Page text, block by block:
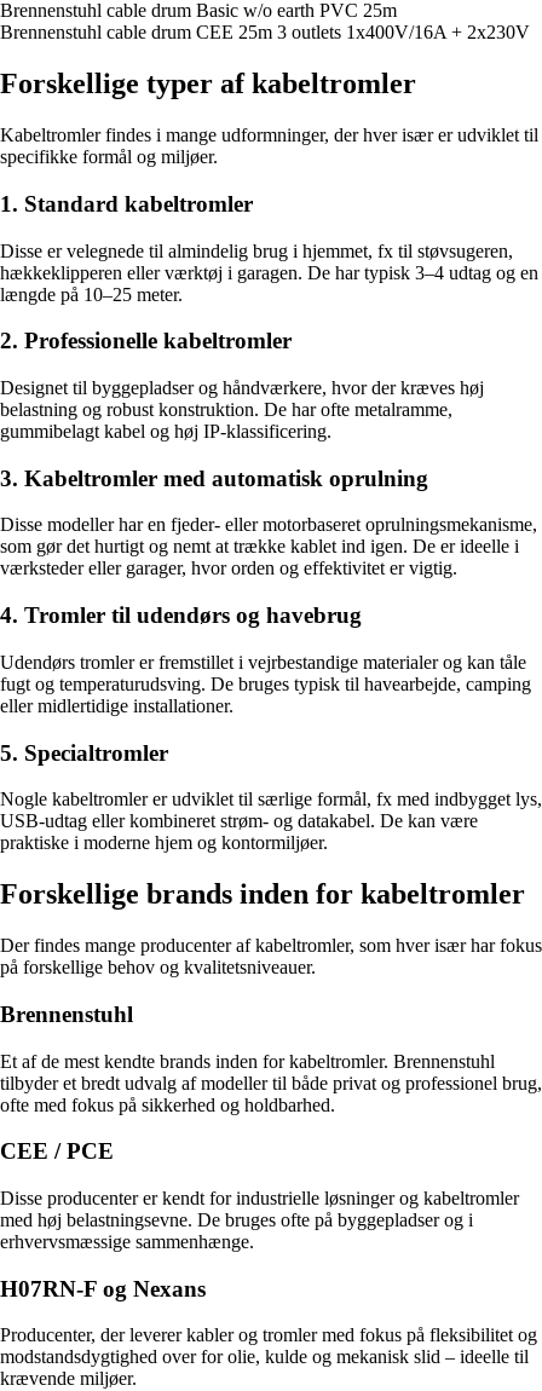
Brennenstuhl cable drum Basic w/o earth PVC 25m
Brennenstuhl cable drum CEE 25m 3 outlets 1x400V/16A + 2x230V
Forskellige typer af kabeltromler
Kabeltromler findes i mange udformninger, der hver især er udviklet til
specifikke formål og miljøer.
1. Standard kabeltromler
Disse er velegnede til almindelig brug i hjemmet, fx til støvsugeren,
hækkeklipperen eller værktøj i garagen. De har typisk 3–4 udtag og en
længde på 10–25 meter.
2. Professionelle kabeltromler
Designet til byggepladser og håndværkere, hvor der kræves høj
belastning og robust konstruktion. De har ofte metalramme,
gummibelagt kabel og høj IP-klassificering.
3. Kabeltromler med automatisk oprulning
Disse modeller har en fjeder- eller motorbaseret oprulningsmekanisme,
som gør det hurtigt og nemt at trække kablet ind igen. De er ideelle i
værksteder eller garager, hvor orden og effektivitet er vigtig.
4. Tromler til udendørs og havebrug
Udendørs tromler er fremstillet i vejrbestandige materialer og kan tåle
fugt og temperaturudsving. De bruges typisk til havearbejde, camping
eller midlertidige installationer.
5. Specialtromler
Nogle kabeltromler er udviklet til særlige formål, fx med indbygget lys,
USB-udtag eller kombineret strøm- og datakabel. De kan være
praktiske i moderne hjem og kontormiljøer.
Forskellige brands inden for kabeltromler
Der findes mange producenter af kabeltromler, som hver især har fokus
på forskellige behov og kvalitetsniveauer.
Brennenstuhl
Et af de mest kendte brands inden for kabeltromler. Brennenstuhl
tilbyder et bredt udvalg af modeller til både privat og professionel brug,
ofte med fokus på sikkerhed og holdbarhed.
CEE / PCE
Disse producenter er kendt for industrielle løsninger og kabeltromler
med høj belastningsevne. De bruges ofte på byggepladser og i
erhvervsmæssige sammenhænge.
H07RN-F og Nexans
Producenter, der leverer kabler og tromler med fokus på fleksibilitet og
modstandsdygtighed over for olie, kulde og mekanisk slid – ideelle til
krævende miljøer.